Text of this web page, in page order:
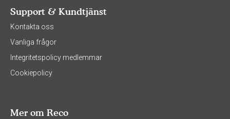
Support & Kundtjänst
Kontakta oss
Vanliga frågor
Integritetspolicy medlemmar
Cookiepolicy
Mer om Reco